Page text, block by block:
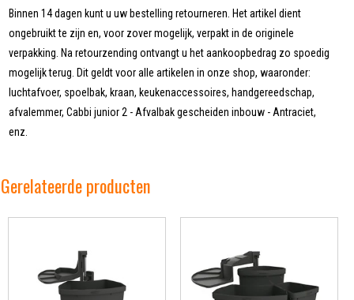
Binnen 14 dagen kunt u uw bestelling retourneren. Het artikel dient
ongebruikt te zijn en, voor zover mogelijk, verpakt in de originele
verpakking. Na retourzending ontvangt u het aankoopbedrag zo spoedig
mogelijk terug. Dit geldt voor alle artikelen in onze shop, waaronder:
luchtafvoer, spoelbak, kraan, keukenaccessoires, handgereedschap,
afvalemmer, Cabbi junior 2 - Afvalbak gescheiden inbouw - Antraciet,
enz.
Gerelateerde producten